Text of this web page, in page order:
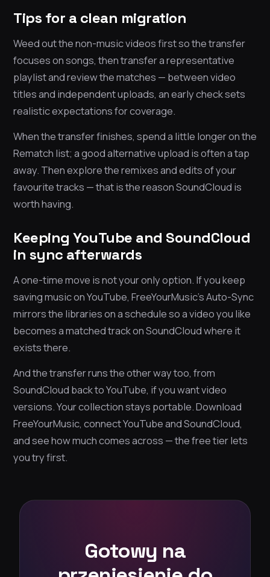
Tips for a clean migration
Weed out the non-music videos first so the transfer
focuses on songs, then transfer a representative
playlist and review the matches — between video
titles and independent uploads, an early check sets
realistic expectations for coverage.
When the transfer finishes, spend a little longer on the
Rematch list; a good alternative upload is often a tap
away. Then explore the remixes and edits of your
favourite tracks — that is the reason SoundCloud is
worth having.
Keeping YouTube and SoundCloud
in sync afterwards
A one-time move is not your only option. If you keep
saving music on YouTube, FreeYourMusic’s Auto-Sync
mirrors the libraries on a schedule so a video you like
becomes a matched track on SoundCloud where it
exists there.
And the transfer runs the other way too, from
SoundCloud back to YouTube, if you want video
versions. Your collection stays portable. Download
FreeYourMusic, connect YouTube and SoundCloud,
and see how much comes across — the free tier lets
you try first.
Gotowy na